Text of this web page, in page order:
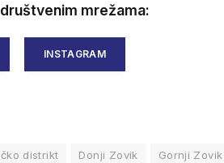
mrežama:
INSTAGRAM
distrikt Donji Zovik Gornji Zovik